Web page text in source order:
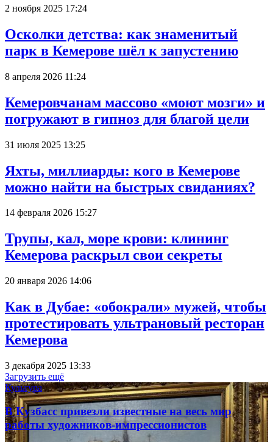
2 ноября 2025 17:24
Осколки детства: как знаменитый
парк в Кемерове шёл к запустению
8 апреля 2026 11:24
Кемеровчанам массово «моют мозги» и
погружают в гипноз для благой цели
31 июля 2025 13:25
Яхты, миллиарды: кого в Кемерове
можно найти на быстрых свиданиях?
14 февраля 2026 15:27
Трупы, кал, море крови: клининг
Кемерова раскрыл свои секреты
20 января 2026 14:06
Как в Дубае: «обокрали» мужей, чтобы
протестировать ультрановый ресторан
Кемерова
3 декабря 2025 13:33
Загрузить ещё
Культура
В Кузбасс привезли известные на весь мир
работы художников-импрессионистов